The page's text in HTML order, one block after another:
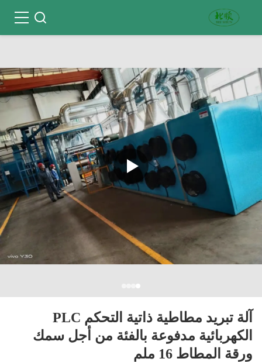
آلة تبريد مطاطية ذاتية التحكم PLC
الكهربائية مدفوعة بالفئة من أجل سمك
ورقة المطاط 16 ملم